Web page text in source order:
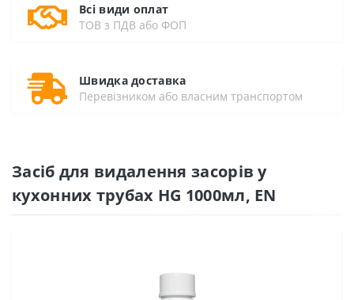
Всі види оплат
ТОВ з ПДВ або ФОП
Швидка доставка
Перевізником або власним транспортом
Засіб для видалення засорів у
кухонних трубах HG 1000мл, EN